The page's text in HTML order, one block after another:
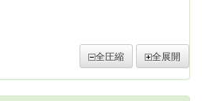
全圧縮 全展開